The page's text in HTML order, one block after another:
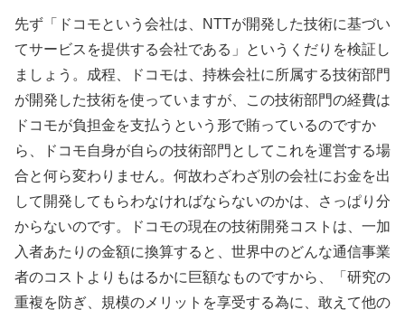
先ず「ドコモという会社は、NTTが開発した技術に基づい
てサービスを提供する会社である」というくだりを検証し
ましょう。成程、ドコモは、持株会社に所属する技術部門
が開発した技術を使っていますが、この技術部門の経費は
ドコモが負担金を支払うという形で賄っているのですか
ら、ドコモ自身が自らの技術部門としてこれを運営する場
合と何ら変わりません。何故わざわざ別の会社にお金を出
して開発してもらわなければならないのかは、さっぱり分
からないのです。ドコモの現在の技術開発コストは、一加
入者あたりの金額に換算すると、世界中のどんな通信事業
者のコストよりもはるかに巨額なものですから、「研究の
重複を防ぎ、規模のメリットを享受する為に、敢えて他の